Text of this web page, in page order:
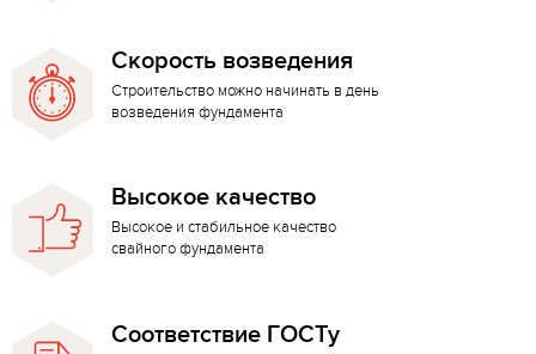
Скорость возведения
Строительство можно начинать в день
возведения фундамента
Высокое качество
Высокое и стабильное качество
свайного фундамента
Соответствие ГОСТу